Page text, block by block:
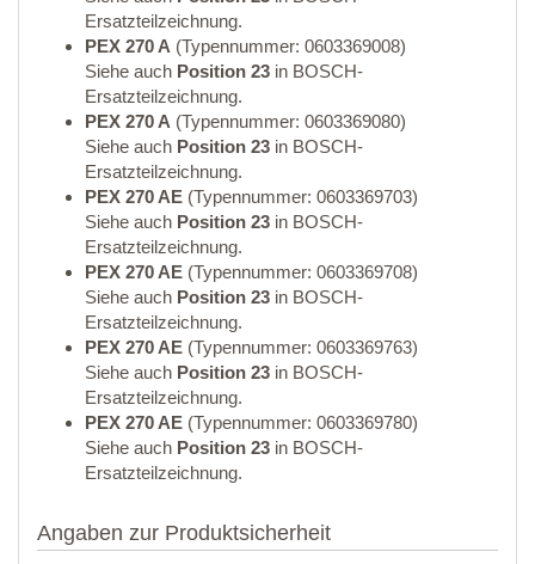
Ersatzteilzeichnung.
PEX 270 A (Typennummer: 0603369008)
Siehe auch Position 23 in BOSCH-
Ersatzteilzeichnung.
PEX 270 A (Typennummer: 0603369080)
Siehe auch Position 23 in BOSCH-
Ersatzteilzeichnung.
PEX 270 AE (Typennummer: 0603369703)
Siehe auch Position 23 in BOSCH-
Ersatzteilzeichnung.
PEX 270 AE (Typennummer: 0603369708)
Siehe auch Position 23 in BOSCH-
Ersatzteilzeichnung.
PEX 270 AE (Typennummer: 0603369763)
Siehe auch Position 23 in BOSCH-
Ersatzteilzeichnung.
PEX 270 AE (Typennummer: 0603369780)
Siehe auch Position 23 in BOSCH-
Ersatzteilzeichnung.
Angaben zur Produktsicherheit